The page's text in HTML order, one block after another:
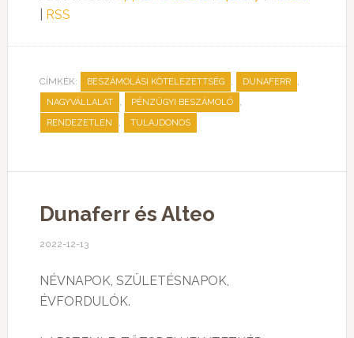
RSS
CÍMKÉK: BESZÁMOLÁSI KÖTELEZETTSÉG , DUNAFERR ,
NAGYVÁLLALAT , PÉNZÜGYI BESZÁMOLÓ ,
RENDEZETLEN , TULAJDONOS
Dunaferr és Alteo
2022-12-13
NÉVNAPOK, SZÜLETÉSNAPOK,
ÉVFORDULÓK.